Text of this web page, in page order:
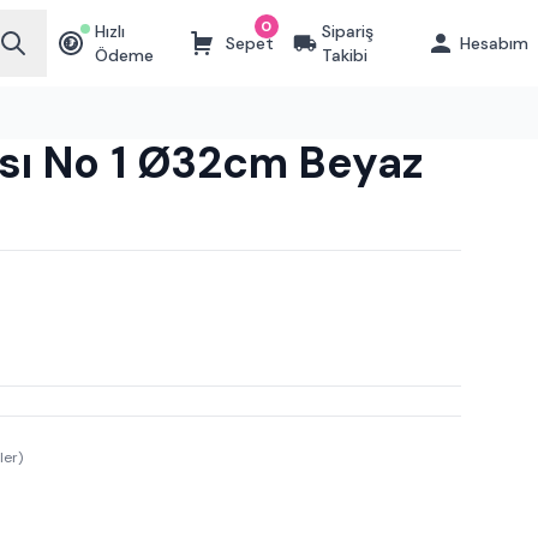
₺
Hızlı
Ödeme
Sepet
0
Sipariş
Takibi
Hesabım
No 1 Ø32cm Beyaz